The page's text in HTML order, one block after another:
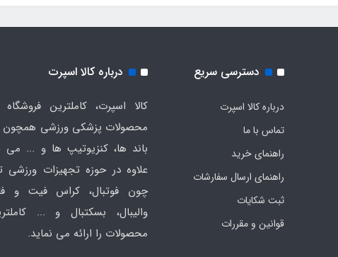
دسترسی سریع
درباره کالا اسپرت
تماس با ما
راهنمای خرید
راهنمای ارسال سفارشات
ثبت شکایات
قوانین و مقررات
درباره کالا اسپرت
کالا اسپرت، کاملترین فروشگاه
محصولات پزشکی ورزشی همچون
باند ها، کنزیوتیپ ها و ... می
علاوه در حوزه تجهیزات
چون فوتبال، کراس فیت و
والیبال، بسکتبال و ...
محصولات را ارائه می نماید.